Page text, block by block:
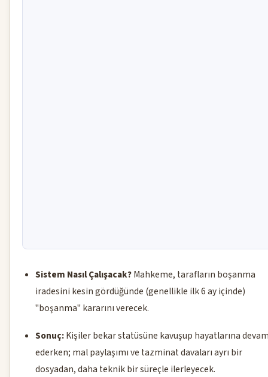
Sistem Nasıl Çalışacak?Mahkeme, tarafların boşanma
iradesini kesin gördüğünde (genellikle ilk 6 ay içinde)
"boşanma" kararını verecek.
Sonuç:Kişiler bekar statüsüne kavuşup hayatlarına
ederken; mal paylaşımı ve tazminat davaları ayrı bir
dosyadan, daha teknik bir süreçle ilerleyecek.